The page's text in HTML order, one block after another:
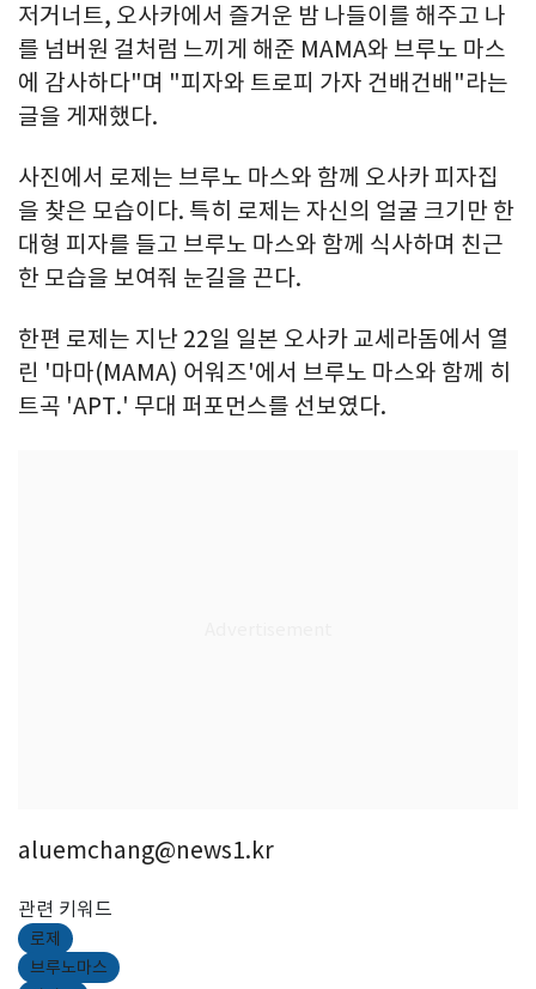
저거너트, 오사카에서 즐거운 밤 나들이를 해주고 나
를 넘버원 걸처럼 느끼게 해준 MAMA와 브루노 마스
에 감사하다"며 "피자와 트로피 가자 건배건배"라는
글을 게재했다.
사진에서 로제는 브루노 마스와 함께 오사카 피자집
을 찾은 모습이다. 특히 로제는 자신의 얼굴 크기만 한
대형 피자를 들고 브루노 마스와 함께 식사하며 친근
한 모습을 보여줘 눈길을 끈다.
한편 로제는 지난 22일 일본 오사카 교세라돔에서 열
린 '마마(MAMA) 어워즈'에서 브루노 마스와 함께 히
트곡 'APT.' 무대 퍼포먼스를 선보였다.
aluemchang@news1.kr
관련 키워드
로제
브루노마스